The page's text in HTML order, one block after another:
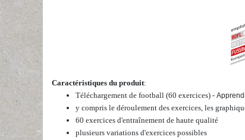
Caractéristiques du produit:
Téléchargement de football (60 exercices) -
y compris le déroulement des exercices, les
60 exercices d'entraînement de haute qualité
plusieurs variations d'exercices possibles